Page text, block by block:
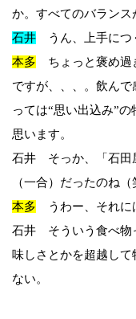
か。すべてのバランス
石井 うん、上手につ
本多 ちょっと褒め過
ですが、、、。飲ん
っては“思い出込み”
思います。
石井 そっか、「石田
（一合）だったのね（
本多 うわー、それに
石井 そういう食べ物
味しさとかを超越し
ない。